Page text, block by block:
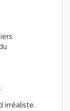
irréaliste.